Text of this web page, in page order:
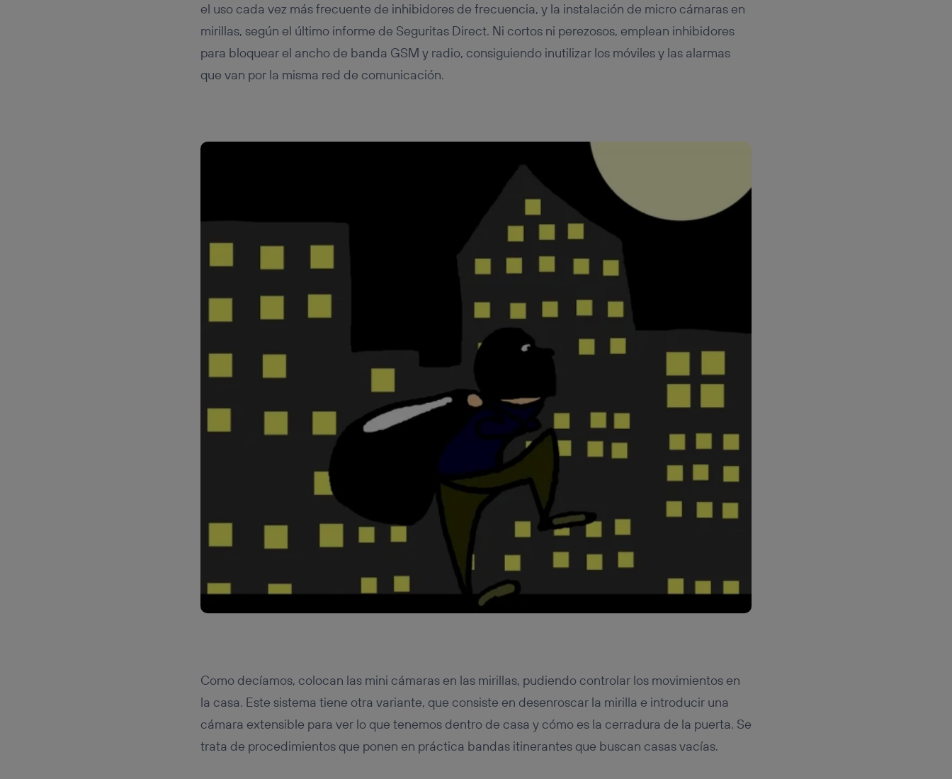
el uso cada vez más frecuente de inhibidores de frecuencia, y la instalación de micro cámaras en
mirillas, según el último informe de Seguritas Direct. Ni cortos ni perezosos, emplean inhibidores
para bloquear el ancho de banda GSM y radio, consiguiendo inutilizar los móviles y las alarmas
que van por la misma red de comunicación.
Como decíamos, colocan las mini cámaras en las mirillas, pudiendo controlar los movimientos en
la casa. Este sistema tiene otra variante, que consiste en desenroscar la mirilla e introducir una
cámara extensible para ver lo que tenemos dentro de casa y cómo es la cerradura de la puerta. Se
trata de procedimientos que ponen en práctica bandas itinerantes que buscan casas vacías.